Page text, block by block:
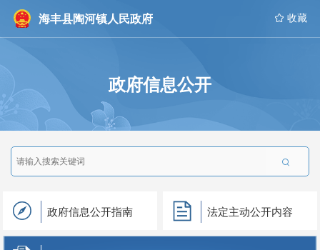
海丰县陶河镇人民政府  收藏
政府信息公开

政府信息公开指南 法定主动公开内容